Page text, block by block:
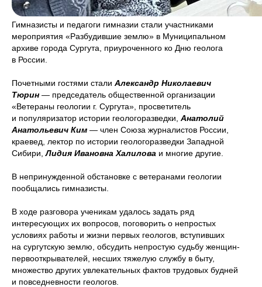
Гимназисты и педагоги гимназии стали участниками
мероприятия «Разбудившие землю» в Муниципальном
архиве города Сургута, приуроченного ко Дню геолога
в России.
Почетными гостями стали Александр Николаевич
Тюрин — председатель общественной организации
«Ветераны геологии г. Сургута», просветитель
и популяризатор истории геологоразведки, Анатолий
Анатольевич Ким — член Союза журналистов России,
краевед, лектор по истории геологоразведки Западной
Сибири,Лидия Ивановна Халилова и многие другие.
В непринужденной обстановке с ветеранами геологии
пообщались гимназисты.
В ходе разговора ученикам удалось задать ряд
интересующих их вопросов, поговорить о непростых
условиях работы и жизни первых геологов, вступивших
на сургутскую землю, обсудить непростую судьбу женщин-
первооткрывателей, несших тяжелую службу в быту,
множество других увлекательных фактов трудовых будней
и повседневности геологов.